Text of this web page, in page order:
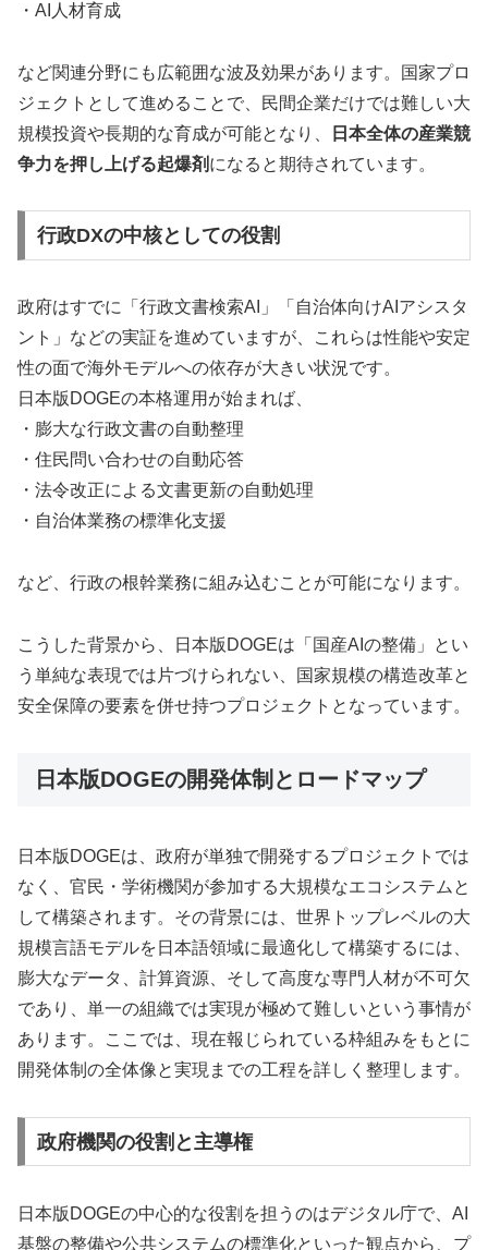
・AI人材育成
など関連分野にも広範囲な波及効果があります。国家プロ
ジェクトとして進めることで、民間企業だけでは難しい大
規模投資や長期的な育成が可能となり、
日本全体の産業競
争力を押し上げる起爆剤 になると期待されています。
行政DXの中核としての役割
政府はすでに「行政文書検索AI」「自治体向けAIアシスタ
ント」などの実証を進めていますが、これらは性能や安定
性の面で海外モデルへの依存が大きい状況です。
日本版DOGEの本格運用が始まれば、
・膨大な行政文書の自動整理
・住民問い合わせの自動応答
・法令改正による文書更新の自動処理
・自治体業務の標準化支援
など、行政の根幹業務に組み込むことが可能になります。
こうした背景から、日本版DOGEは「国産AIの整備」とい
う単純な表現では片づけられない、国家規模の構造改革と
安全保障の要素を併せ持つプロジェクトとなっています。
日本版DOGEの開発体制とロードマップ
日本版DOGEは、政府が単独で開発するプロジェクトでは
なく、官民・学術機関が参加する大規模なエコシステムと
して構築されます。その背景には、世界トップレベルの大
規模言語モデルを日本語領域に最適化して構築するには、
膨大なデータ、計算資源、そして高度な専門人材が不可欠
であり、単一の組織では実現が極めて難しいという事情が
あります。ここでは、現在報じられている枠組みをもとに
開発体制の全体像と実現までの工程を詳しく整理します。
政府機関の役割と主導権
日本版DOGEの中心的な役割を担うのはデジタル庁で、AI
基盤の整備や公共システムの標準化といった観点から、プ